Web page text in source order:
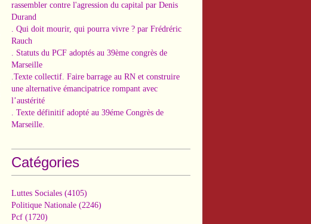
rassembler contre l'agression du capital par Denis
Durand
. Qui doit mourir, qui pourra vivre ? par Frédréric
Rauch
. Statuts du PCF adoptés au 39ème congrès de
Marseille
.Texte collectif. Faire barrage au RN et construire
une alternative émancipatrice rompant avec
l’austérité
. Texte définitif adopté au 39éme Congrès de
Marseille.
Catégories
Luttes Sociales (4105)
Politique Nationale (2246)
Pcf (1720)